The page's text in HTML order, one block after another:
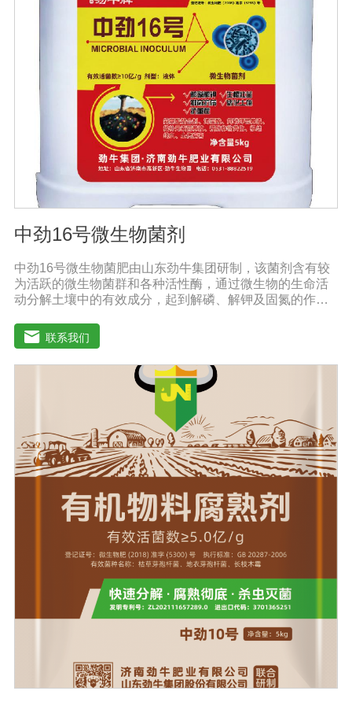
PF培养基不含动物性蛋白和多肽，无成分不明确的水解产
物。用户使用前需自行添加L-谷氨酰胺（0.6一8 mM）。
DMEM High GlouseDMEM培养基是使用BME改良培养
基，其氨基酸和维生素含量是BME培养的四倍。DMEM培
养基中含有非必需氨基酸和特定的必需微量元素，碳酸氢
钠的的浓度也提高了。标准配方DMEM培养基葡萄糖的含
量为1000 mg/L，高糖DMEM培养基葡萄糖的含量为4500
mg/L。DMEM早期是用来培养鼠胚胎细胞。
中劲16号微生物菌剂
中劲16号微生物菌肥由山东劲牛集团研制，该菌剂含有较
为活跃的微生物菌群和各种活性酶，通过微生物的生命活
动分解土壤中的有效成分，起到解磷、解钾及固氮的作
物激素、酸性物质以及维生素，能不同程度地刺激调节植
物生长；并且能产生铁载体、抗生素、系统防卫酶等多种
物质，可以抑制细菌或真菌性病害或诱导系统抗性间接达
到促进植物生长的作用。●传导性强，生根护根，平衡土壤
微生物环境，形成有益菌屏障，提高作物的抗病性，苗齐
旱、药害、盐害等逆境的抗逆能力。●营养丰富，促进植物
生长发育，叶片更加柔软浓绿、毛细根增多，预防早衰，
增产提质。【适用范围】玉米、小麦、果树、土豆、红
薯、辣椒、番茄、黄瓜丶韮菜、甘蓝等瓜果、蔬菜。【注
用，用过农药 的喷雾器一定要认真清洗后在喷菌剂。2.本
品如与化肥混用，要现混现用。【贮 存】于阴凉干燥处保
存，避免阳光直射和雨淋【保 质 期】24个月【性 状】粉
剂【活 菌 数】≥10亿/克
联系我们